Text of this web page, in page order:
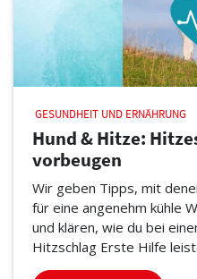
GESUNDHEIT UND ERNÄHRUNG
Hund & Hitze:
vorbeugen
Wir geben Tipps, mit
für eine angenehm kühle
und klären, wie du bei
Hitzschlag Erste Hilfe